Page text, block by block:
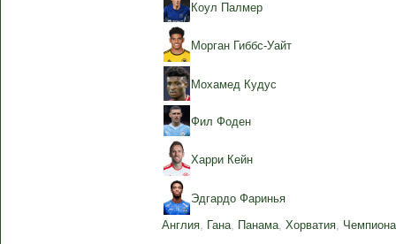
Коул Палмер
Морган Гиббс-Уайт
Мохамед Кудус
Фил Фоден
Харри Кейн
Эдгардо Фаринья
Англия, Гана, Панама,Хорватия,